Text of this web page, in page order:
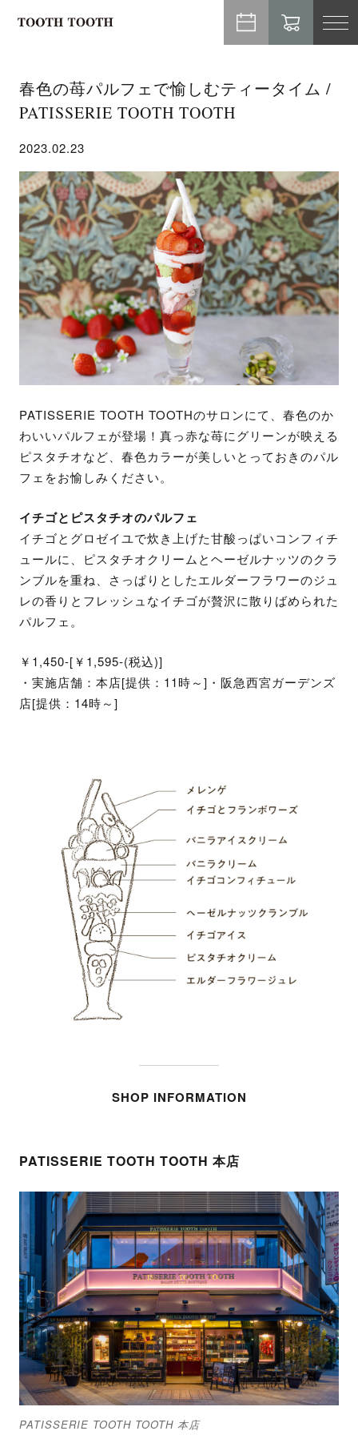
春色の苺パルフェで愉しむティータイム /
PATISSERIE TOOTH TOOTH
2023.02.23
PATISSERIE TOOTH TOOTHのサロンにて、春色のか
わいいパルフェが登場！真っ赤な苺にグリーンが映える
ピスタチオなど、春色カラーが美しいとっておきのパル
フェをお愉しみください。
イチゴとピスタチオのパルフェ
イチゴとグロゼイユで炊き上げた甘酸っぱいコンフィチ
ュールに、ピスタチオクリームとヘーゼルナッツのクラ
ンブルを重ね、さっぱりとしたエルダーフラワーのジュ
レの香りとフレッシュなイチゴが贅沢に散りばめられた
パルフェ。
￥1,450-[￥1,595-(税込)]
・実施店舗：本店[提供：11時～]・阪急西宮ガーデンズ
店[提供：14時～]
SHOP INFORMATION
PATISSERIE TOOTH TOOTH 本店
PATISSERIE TOOTH TOOTH 本店